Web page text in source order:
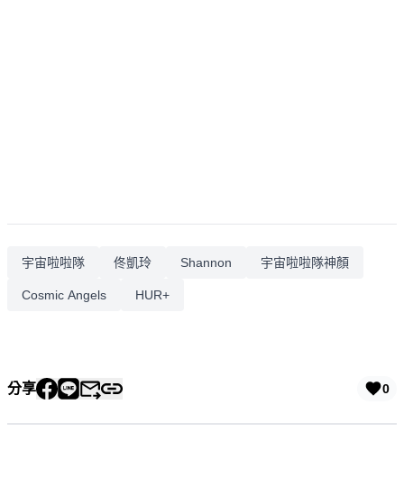
宇宙啦啦隊 佟凱玲 Shannon 宇宙啦啦隊神顏
Cosmic Angels HUR+
分享 0